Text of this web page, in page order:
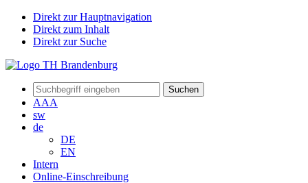
Direkt zur Hauptnavigation
Direkt zum Inhalt
Direkt zur Suche
Suchen
AAA
sw
de
DE
EN
Intern
Online-Einschreibung